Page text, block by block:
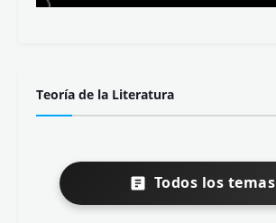
Teoría de la Literatura
Todos los temas